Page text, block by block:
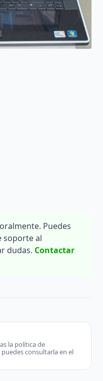
Puedes
soporte al
dudas. Contactar
la política de
consultarla en el